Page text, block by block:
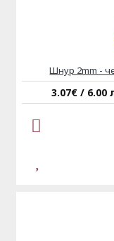
Шнур 2mm -
3.07€ / 6.00